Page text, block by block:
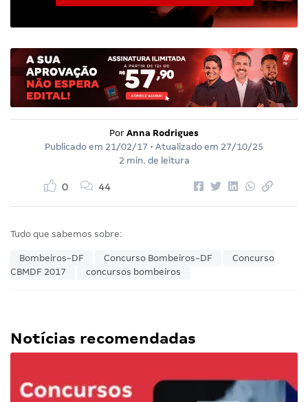
Por Anna Rodrigues
Publicado em 21/02/17 • Atualizado em 27/10/25
2 min. de leitura
0 44
Tudo que sabemos sobre:
Bombeiros-DF Concurso Bombeiros-DF
Concurso
CBMDF 2017
concursos bombeiros
Notícias recomendadas